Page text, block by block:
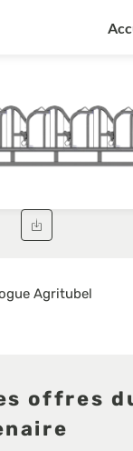
Agritubel
offres